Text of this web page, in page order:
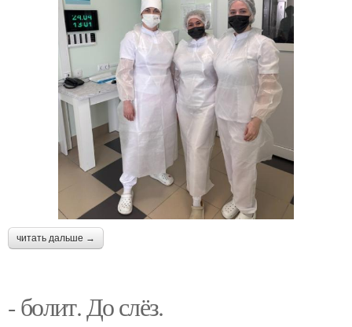
читать дальше →
- болит. До слёз.